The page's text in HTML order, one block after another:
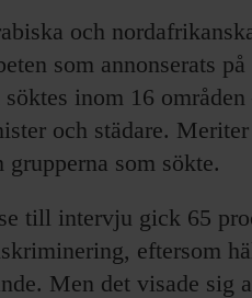
och
som annonserats på
inom 16
och städare.
som sökte.
till intervju gick 65
eftersom
Men det visade sig